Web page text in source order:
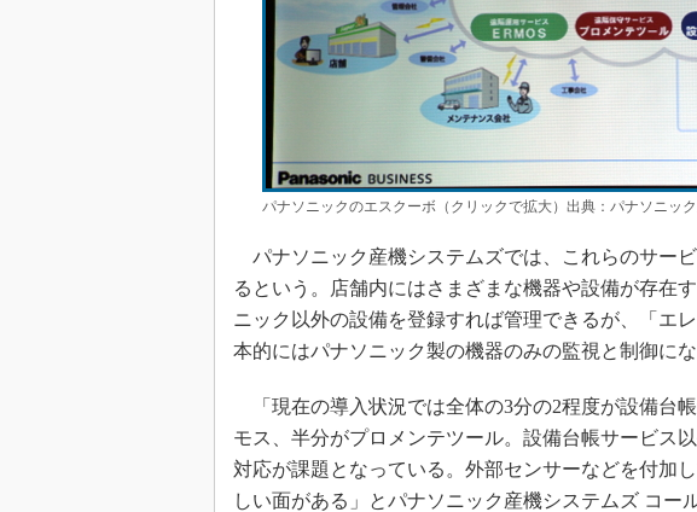
パナソニックのエスクーボ（クリックで拡大）出典：パナソニッ
パナソニック産機システムズでは、これらのサー
るという。店舗内にはさまざまな機器や設備が存在
ニック以外の設備を登録すれば管理できるが、「エ
本的にはパナソニック製の機器のみの監視と制御にな
「現在の導入状況では全体の3分の2程度が設備台
モス、半分がプロメンテツール。設備台帳サービス
対応が課題となっている。外部センサーなどを付加
しい面がある」とパナソニック産機システムズ コー